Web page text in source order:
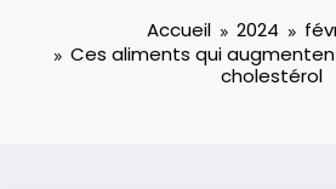
Accueil 2024
Ces aliments qui
cholestérol